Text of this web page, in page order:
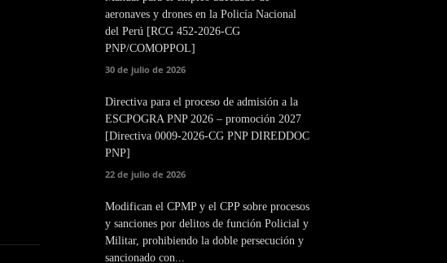
aeronaves y drones en la Policía Nacional
del Perú [RCG 452-2026-CG
PNP/COMOPPOL]
30 de julio de 2026
Directiva para el proceso de admisión a la
ESCPOGRA PNP 2026 – promoción 2027
[Directiva 0009-2026-CG PNP DIREDDOC
PNP]
22 de julio de 2026
Modifican el CPMP y el CPP sobre procesos
y sanciones por delitos de función Policial y
Militar, prohibiendo la doble persecución y
sancionado con...